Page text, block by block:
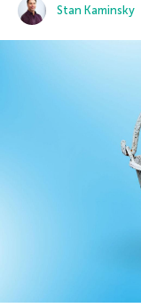
Stan Kaminsky